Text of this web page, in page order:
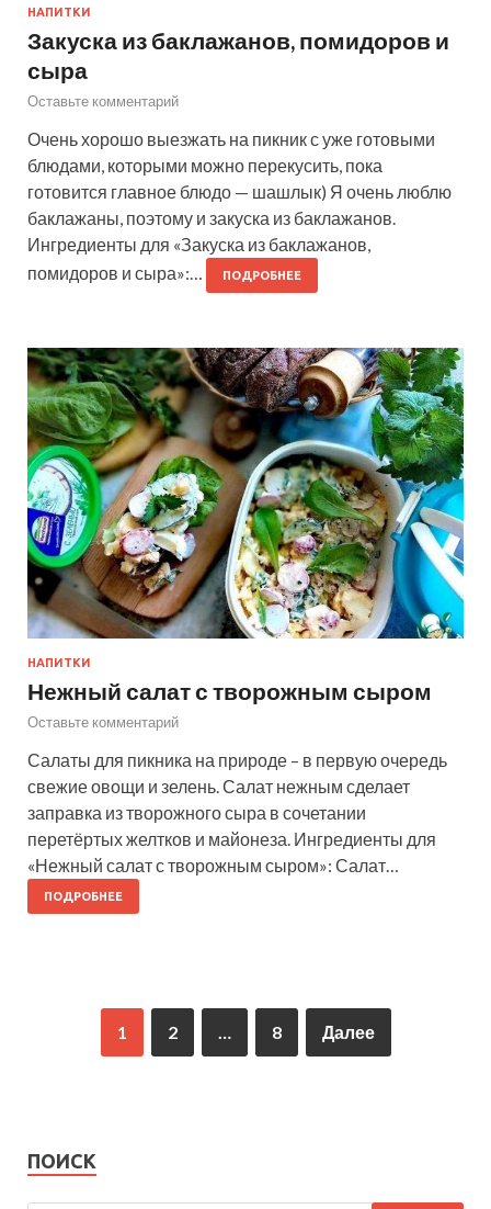
НАПИТКИ
Закуска из баклажанов, помидоров и
сыра
Оставьте комментарий
Очень хорошо выезжать на пикник с уже готовыми
блюдами, которыми можно перекусить, пока
готовится главное блюдо — шашлык) Я очень люблю
баклажаны, поэтому и закуска из баклажанов.
Ингредиенты для «Закуска из баклажанов,
помидоров и сыра»:…
ПОДРОБНЕЕ
НАПИТКИ
Нежный салат с творожным сыром
Оставьте комментарий
Салаты для пикника на природе – в первую очередь
свежие овощи и зелень. Салат нежным сделает
заправка из творожного сыра в сочетании
перетёртых желтков и майонеза. Ингредиенты для
«Нежный салат с творожным сыром»: Салат…
ПОДРОБНЕЕ
1 2 … 8 Далее
ПОИСК